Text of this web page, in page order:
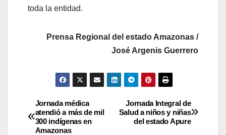
toda la entidad.
Prensa Regional del estado Amazonas /
José Argenis Guerrero
Jornada Integral de
Salud a niños y niñas
del estado Apure
Jornada médica
atendió a más de mil
300 indígenas en
Amazonas